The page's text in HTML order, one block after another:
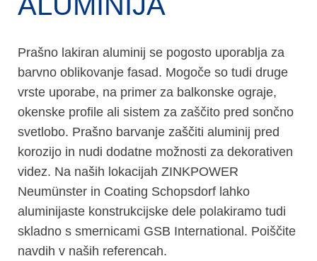
Prašno lakiran aluminij se pogosto uporablja za
barvno oblikovanje fasad. Mogoče so tudi druge
vrste uporabe, na primer za balkonske ograje,
okenske profile ali sistem za zaščito pred sončno
svetlobo. Prašno barvanje zaščiti aluminij pred
korozijo in nudi dodatne možnosti za dekorativen
videz. Na naših lokacijah ZINKPOWER
Neumünster in Coating Schopsdorf lahko
aluminijaste konstrukcijske dele polakiramo tudi
skladno s smernicami GSB International. Poiščite
navdih v naših referencah.